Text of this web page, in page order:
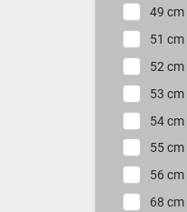
49 cm
51 cm
52 cm
53 cm
54 cm
55 cm
56 cm
68 cm